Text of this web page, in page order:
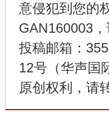
意侵犯到您的
GAN160003
投稿邮箱：
12号（华声国
原创权利，请
揭批美国五大"原